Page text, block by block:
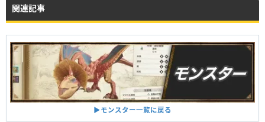
関連記事
▶︎モンスター一覧に戻る